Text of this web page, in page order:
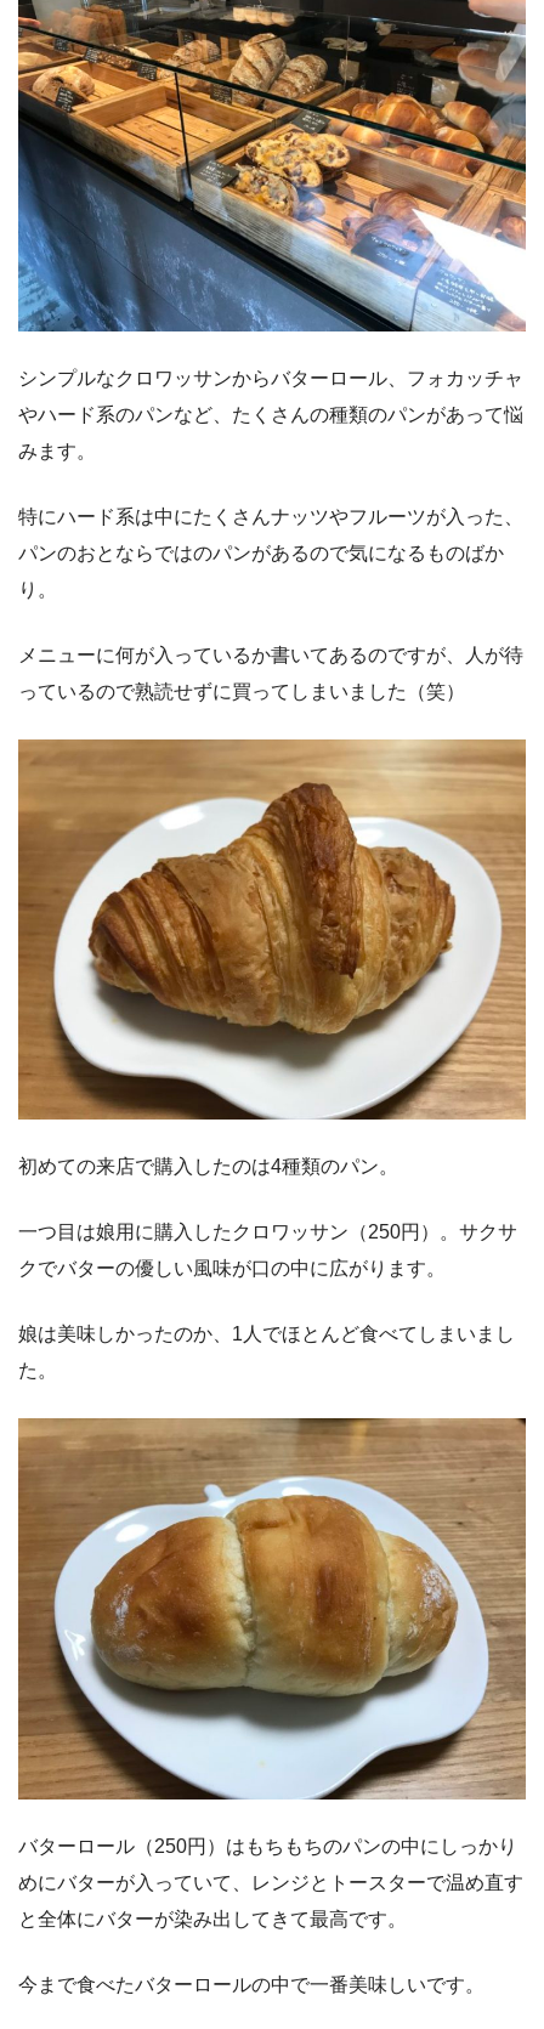
シンプルなクロワッサンからバターロール、フォカッチャ
やハード系のパンなど、たくさんの種類のパンがあって悩
みます。
特にハード系は中にたくさんナッツやフルーツが入った、
パンのおとならではのパンがあるので気になるものばか
り。
メニューに何が入っているか書いてあるのですが、人が待
っているので熟読せずに買ってしまいました（笑）
初めての来店で購入したのは4種類のパン。
一つ目は娘用に購入したクロワッサン（250円）。サクサ
クでバターの優しい風味が口の中に広がります。
娘は美味しかったのか、1人でほとんど食べてしまいまし
た。
バターロール（250円）はもちもちのパンの中にしっかり
めにバターが入っていて、レンジとトースターで温め直す
と全体にバターが染み出してきて最高です。
今まで食べたバターロールの中で一番美味しいです。